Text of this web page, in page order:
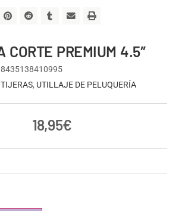
CORTE PREMIUM 4.5″
8435138410995
TIJERAS, UTILLAJE DE PELUQUERÍA
18,95€